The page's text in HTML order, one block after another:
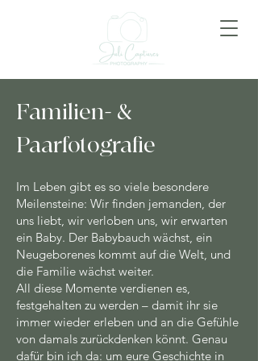
Familien- &
Paarfotografie
Im Leben gibt es so viele besondere
Meilensteine: Wir finden jemanden, der
uns liebt, wir verloben uns, wir erwarten
ein Baby. Der Babybauch wächst, ein
Neugeborenes kommt auf die Welt, und
die Familie wächst weiter.
All diese Momente verdienen es,
festgehalten zu werden – damit ihr sie
immer wieder erleben und an die Gefühle
von damals zurückdenken könnt. Genau
dafür bin ich da: um eure Geschichte in